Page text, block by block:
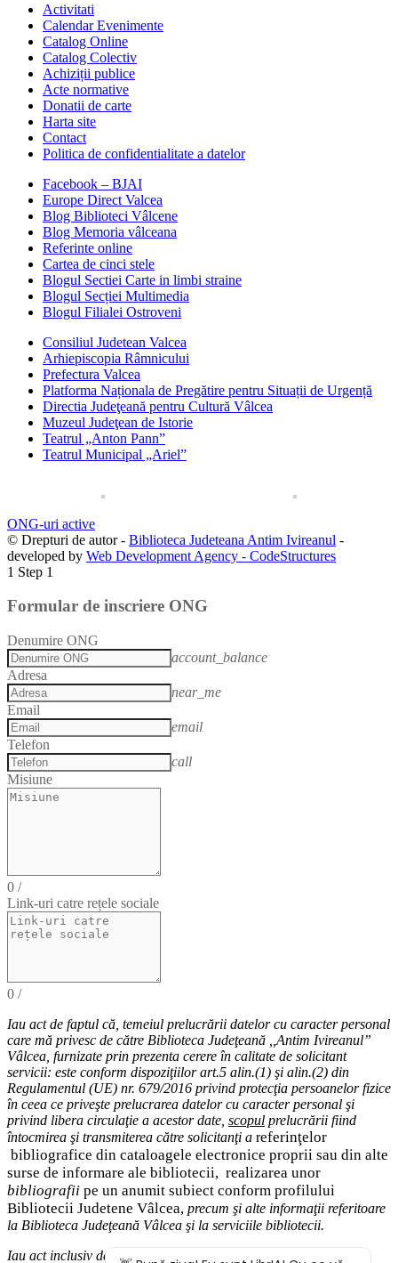
Activitati
Calendar Evenimente
Catalog Online
Catalog Colectiv
Achiziții publice
Acte normative
Donatii de carte
Harta site
Contact
Politica de confidentialitate a datelor
Facebook – BJAI
Europe Direct Valcea
Blog Biblioteci Vâlcene
Blog Memoria vâlceana
Referinte online
Cartea de cinci stele
Blogul Sectiei Carte in limbi straine
Blogul Secției Multimedia
Blogul Filialei Ostroveni
Consiliul Judetean Valcea
Arhiepiscopia Râmnicului
Prefectura Valcea
Platforma Naționala de Pregătire pentru Situații de Urgență
Directia Judeţeană pentru Cultură Vâlcea
Muzeul Judeţean de Istorie
Teatrul „Anton Pann”
Teatrul Municipal „Ariel”
ONG-uri active
© Drepturi de autor - Biblioteca Judeteana Antim Ivireanul -
developed by Web Development Agency - CodeStructures
1 Step 1
Formular de inscriere ONG
Denumire ONG
account_balance
Adresa
near_me
Email
email
Telefon
call
Misiune
0 /
Link-uri catre rețele sociale
0 /
Iau act de faptul că, temeiul prelucrării datelor cu caracter personal
care mă privesc de către Biblioteca Judeţeană ,,Antim Ivireanul”
Vâlcea, furnizate prin prezenta cerere în calitate de solicitant
servicii: este conform dispoziţiilor art.5 alin.(1) şi alin.(2) din
Regulamentul (UE) nr. 679/2016 privind protecţia persoanelor fizice
în ceea ce priveşte prelucrarea datelor cu caracter personal şi
privind libera circulaţie a acestor date scopul prelucrării fiind
întocmirea şi transmiterea către solicitanţi a referinţelor
bibliografice din cataloagele electronice proprii sau din alte
surse de informare ale bibliotecii, realizarea unor
bibliografii pe un anumit subiect conform profilului
Bibliotecii Judetene Vâlcea, precum şi alte informaţii referitoare
la Biblioteca Judeţeană Vâlcea şi la serviciile bibliotecii.
Iau act inclusiv de drepturile pe care le am (